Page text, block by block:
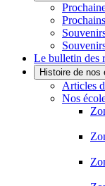
Le bulletin des
Histoire de nos
Articles
Nos